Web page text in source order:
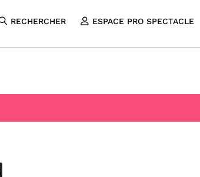
RECHERCHER
ESPACE PRO SPECTACLE